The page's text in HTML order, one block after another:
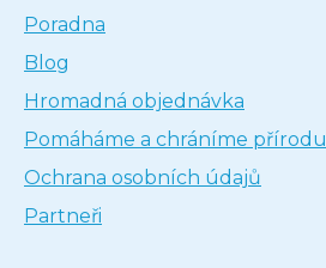
Poradna
Blog
Hromadná objednávka
Pomáháme a chráníme přírodu
Ochrana osobních údajů
Partneři